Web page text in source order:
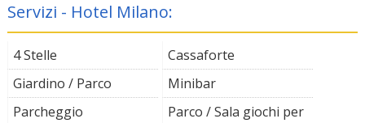
Servizi - Hotel Milano:
4 Stelle
Cassaforte
Giardino / Parco
Minibar
Parcheggio
Parco / Sala giochi per